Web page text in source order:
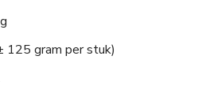
125 gram per stuk)